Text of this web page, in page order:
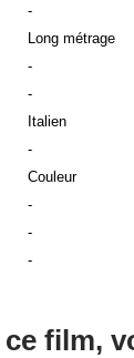
-
Long métrage
-
-
Italien
-
Couleur
-
-
-
film,